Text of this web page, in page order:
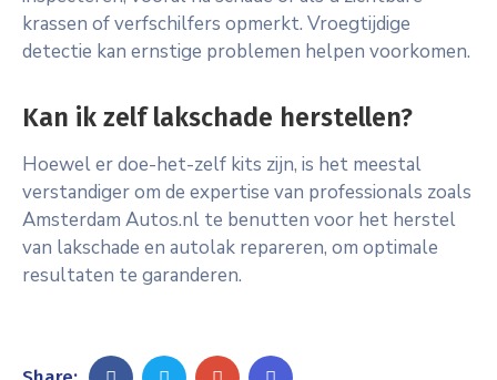
krassen of verfschilfers opmerkt. Vroegtijdige
detectie kan ernstige problemen helpen voorkomen.
Kan ik zelf lakschade herstellen?
Hoewel er doe-het-zelf kits zijn, is het meestal
verstandiger om de expertise van professionals zoals
Amsterdam Autos.nl te benutten voor het herstel
van lakschade en autolak repareren, om optimale
resultaten te garanderen.